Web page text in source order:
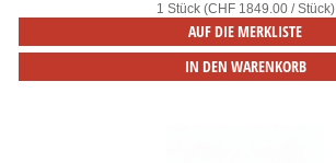
1 Stück (CHF 1849.00 / Stück)
AUF DIE MERKLISTE
IN DEN WARENKORB